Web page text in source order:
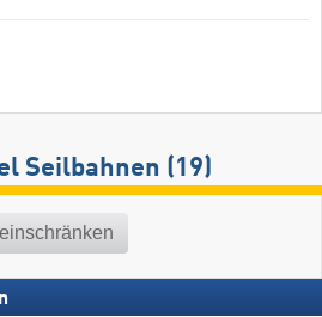
Seilbahnen (19)